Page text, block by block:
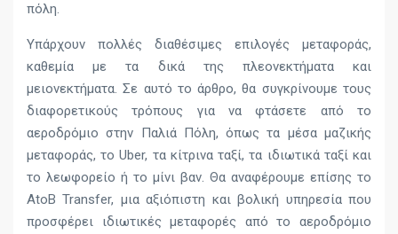
πόλη.
Υπάρχουν πολλές διαθέσιμες επιλογές μεταφοράς,
καθεμία με τα δικά της πλεονεκτήματα και
μειονεκτήματα. Σε αυτό το άρθρο, θα συγκρίνουμε τους
διαφορετικούς τρόπους για να φτάσετε από το
αεροδρόμιο στην Παλιά Πόλη, όπως τα μέσα μαζικής
μεταφοράς, το Uber, τα κίτρινα ταξί, τα ιδιωτικά ταξί και
το λεωφορείο ή το μίνι βαν. Θα αναφέρουμε επίσης το
AtoB Transfer, μια αξιόπιστη και βολική υπηρεσία που
προσφέρει ιδιωτικές μεταφορές από το αεροδρόμιο